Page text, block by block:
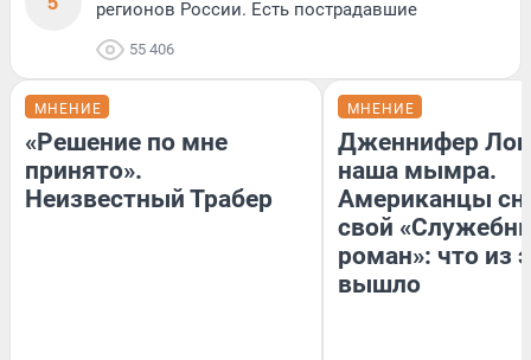
регионов России. Есть пострадавшие
55 406
МНЕНИЕ
«Решение по мне
принято».
Неизвестный Трабер
МНЕНИЕ
Дженнифер
наша мымра.
Американцы
свой
роман»: что из
вышло